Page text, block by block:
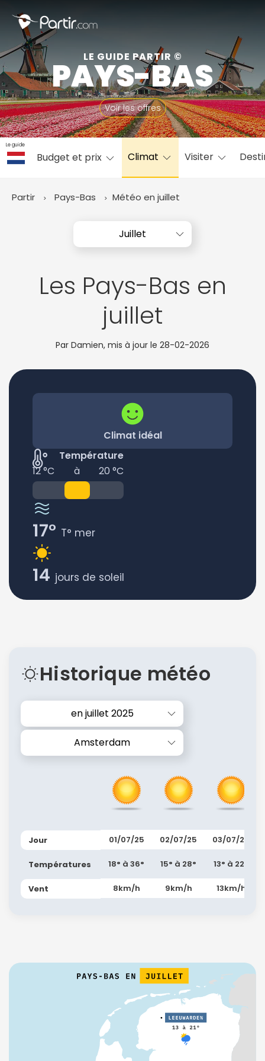
LE GUIDE PARTIR ©
PAYS-BAS
Voir les offres
Le guide
Budget et prix Climat Visiter
Partir Pays-Bas Météo en juillet
Juillet
Les Pays-Bas en
juillet
Par Damien, mis à jour le 28-02-2026
Climat idéal
Température
12 °C
à 20 °C
17° T° mer
14 jours de soleil
Historique météo
en juillet 2025
Amsterdam
Jour
Températures
Vent
01/07/25
18° à 36°
8km/h
02/07/25
15° à 28°
9km/h
03/07/25
13° à 22°
13km/h
📍 Destinations populaires
☀️ Où partir par mois
Mars Avril
Juillet
Août Septembre
Octobre